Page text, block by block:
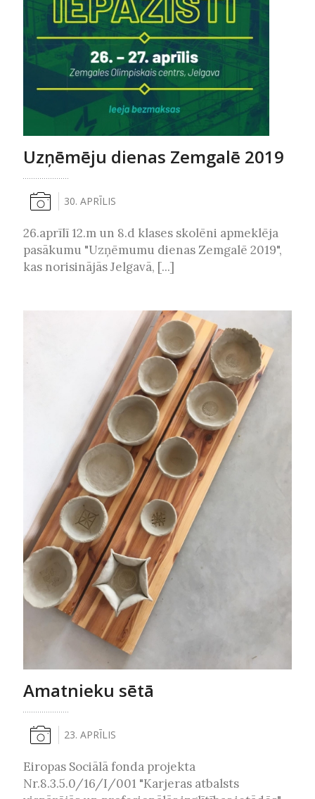
Uzņēmēju dienas Zemgalē 2019
30. APRĪLIS
26.aprīlī 12.m un 8.d klases skolēni apmeklēja
pasākumu "Uzņēmumu dienas Zemgalē 2019",
kas norisinājās Jelgavā, [...]
Amatnieku sētā
23. APRĪLIS
Eiropas Sociālā fonda projekta
Nr.8.3.5.0/16/I/001 "Karjeras atbalsts